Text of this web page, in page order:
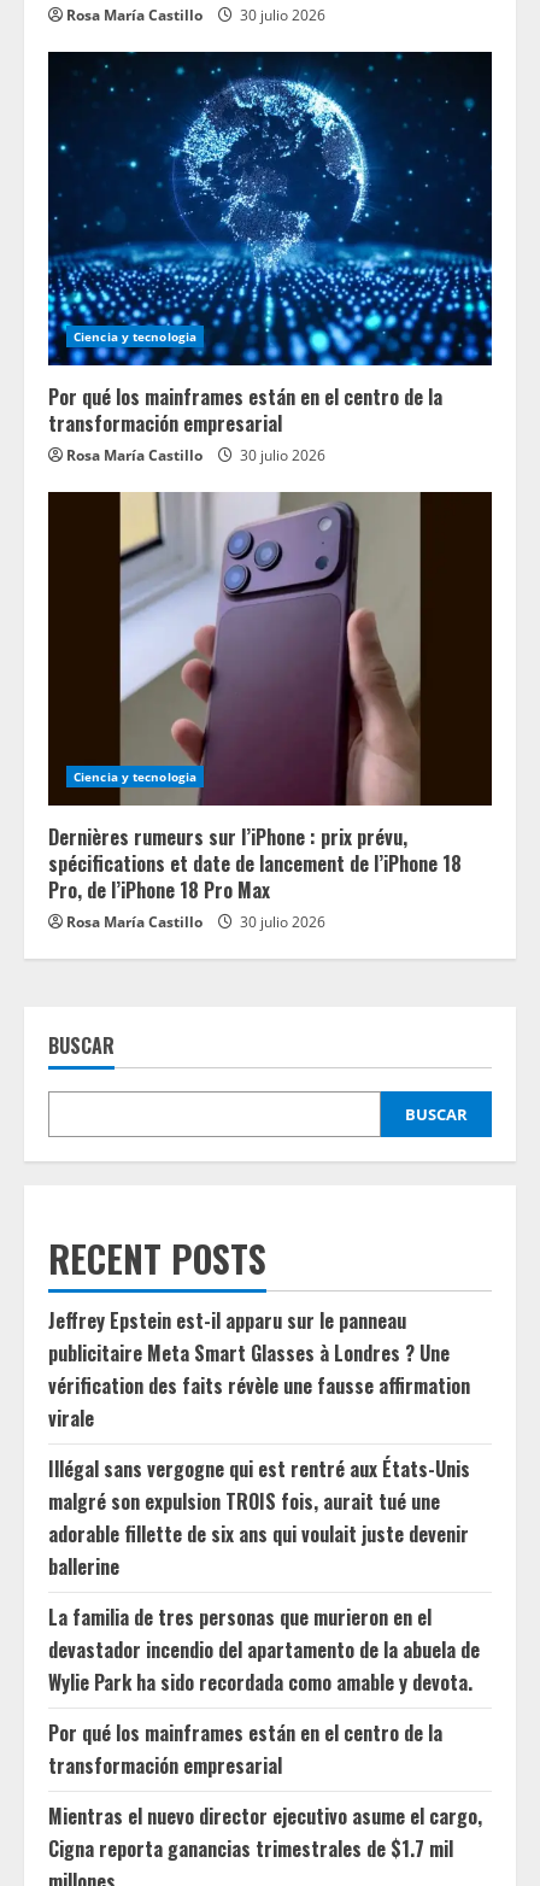
Rosa María Castillo 30 julio 2026
Ciencia y tecnologia
Por qué los mainframes están en el centro de la
transformación empresarial
Rosa María Castillo 30 julio 2026
Ciencia y tecnologia
Dernières rumeurs sur l’iPhone : prix prévu,
spécifications et date de lancement de l’iPhone 18
Pro, de l’iPhone 18 Pro Max
Rosa María Castillo 30 julio 2026
BUSCAR
BUSCAR
RECENT POSTS
Jeffrey Epstein est-il apparu sur le panneau
publicitaire Meta Smart Glasses à Londres ? Une
vérification des faits révèle une fausse affirmation
virale
Illégal sans vergogne qui est rentré aux États-Unis
malgré son expulsion TROIS fois, aurait tué une
adorable fillette de six ans qui voulait juste devenir
ballerine
La familia de tres personas que murieron en el
devastador incendio del apartamento de la abuela de
Wylie Park ha sido recordada como amable y devota.
Por qué los mainframes están en el centro de la
transformación empresarial
Mientras el nuevo director ejecutivo asume el cargo,
Cigna reporta ganancias trimestrales de $1.7 mil